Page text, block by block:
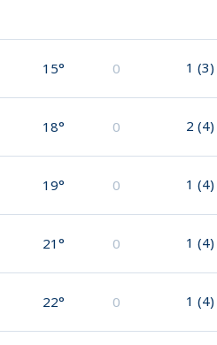
15° 0 1 (3)
18° 0 2 (4)
19° 0 1 (4)
21° 0 1 (4)
22° 0 1 (4)